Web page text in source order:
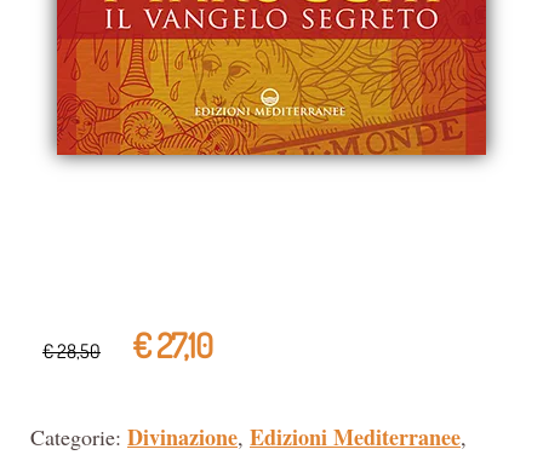
€ 28,50 € 27,10
Categorie: Divinazione, Edizioni Mediterranee,